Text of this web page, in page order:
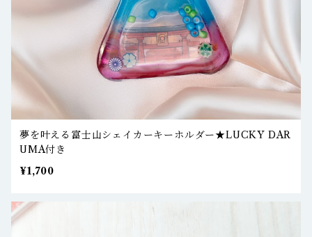
夢を叶える富士山シェイカーキーホルダー★LUCKY DAR
UMA付き
¥1,700